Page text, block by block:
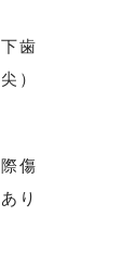
歯
）
傷
り